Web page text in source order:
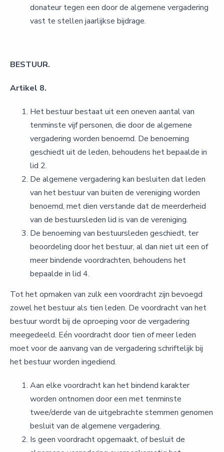
donateur tegen een door de algemene vergadering
vast te stellen jaarlijkse bijdrage.
BESTUUR.
Artikel 8.
Het bestuur bestaat uit een oneven aantal van
tenminste vijf personen, die door de algemene
vergadering worden benoemd. De benoeming
geschiedt uit de leden, behoudens het bepaalde in
lid 2.
De algemene vergadering kan besluiten dat leden
van het bestuur van buiten de vereniging worden
benoemd, met dien verstande dat de meerderheid
van de bestuursleden lid is van de vereniging.
De benoeming van bestuursleden geschiedt, ter
beoordeling door het bestuur, al dan niet uit een of
meer bindende voordrachten, behoudens het
bepaalde in lid 4.
Tot het opmaken van zulk een voordracht zijn bevoegd
zowel het bestuur als tien leden. De voordracht van het
bestuur wordt bij de oproeping voor de vergadering
meegedeeld. Eén voordracht door tien of meer leden
moet voor de aanvang van de vergadering schriftelijk bij
het bestuur worden ingediend.
Aan elke voordracht kan het bindend karakter
worden ontnomen door een met tenminste
twee/derde van de uitgebrachte stemmen genomen
besluit van de algemene vergadering.
Is geen voordracht opgemaakt, of besluit de